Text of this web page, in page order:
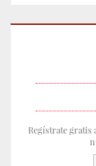
Regístrate gratis